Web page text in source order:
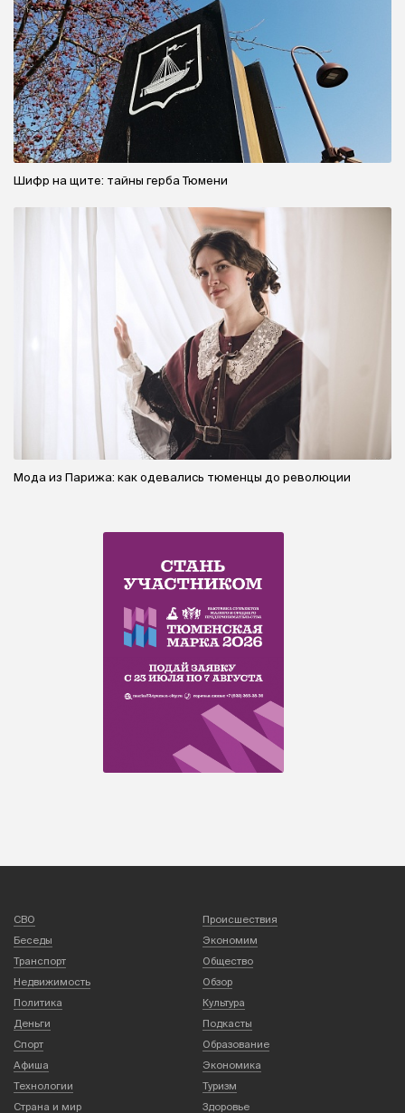
Шифр на щите: тайны герба Тюмени
Мода из Парижа: как одевались тюменцы до революции
СВО
Происшествия
Беседы
Экономим
Транспорт
Общество
Недвижимость
Обзор
Политика
Культура
Деньги
Подкасты
Спорт
Образование
Афиша
Экономика
Технологии
Туризм
Страна и мир
Здоровье